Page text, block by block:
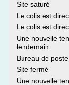
Site saturé
Le colis est
Le colis est
Une nouvelle
lendemain.
Bureau de poste
Site fermé
Une nouvelle